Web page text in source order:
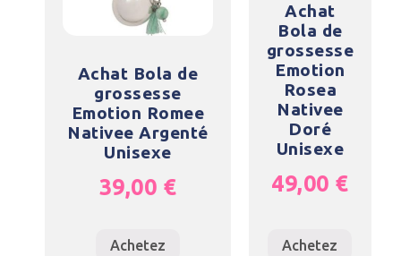
Achat Bola de
grossesse
Emotion Romee
Nativee Argenté
Unisexe
39,00 €
Achetez
Achat
Bola de
grossesse
Emotion
Rosea
Nativee
Doré
Unisexe
49,00 €
Achetez